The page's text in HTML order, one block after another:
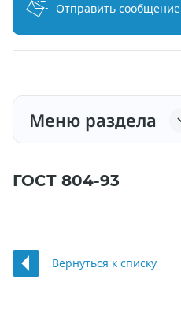
Отправить сообщение
Меню раздела
ГОСТ 804-93
Вернуться к списку